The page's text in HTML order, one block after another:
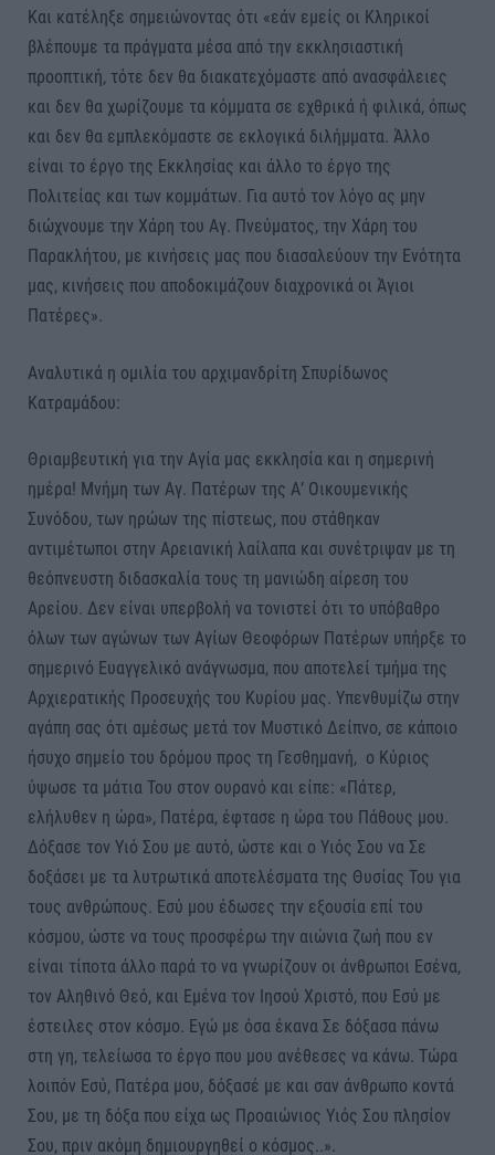
Και κατέληξε σημειώνοντας ότι «εάν εμείς οι Κληρικοί
βλέπουμε τα πράγματα μέσα από την εκκλησιαστική
προοπτική, τότε δεν θα διακατεχόμαστε από ανασφάλειες
και δεν θα χωρίζουμε τα κόμματα σε εχθρικά ή φιλικά, όπως
και δεν θα εμπλεκόμαστε σε εκλογικά διλήμματα. Άλλο
είναι το έργο της Εκκλησίας και άλλο το έργο της
Πολιτείας και των κομμάτων. Για αυτό τον λόγο ας μην
διώχνουμε την Χάρη του Αγ. Πνεύματος, την Χάρη του
Παρακλήτου, με κινήσεις μας που διασαλεύουν την Ενότητα
μας, κινήσεις που αποδοκιμάζουν διαχρονικά οι Άγιοι
Πατέρες».
Αναλυτικά η ομιλία του αρχιμανδρίτη Σπυρίδωνος
Κατραμάδου:
Θριαμβευτική για την Αγία μας εκκλησία και η σημερινή
ημέρα! Μνήμη των Αγ. Πατέρων της Α’ Οικουμενικής
Συνόδου, των ηρώων της πίστεως, που στάθηκαν
αντιμέτωποι στην Αρειανική λαίλαπα και συνέτριψαν με τη
θεόπνευστη διδασκαλία τους τη μανιώδη αίρεση του
Αρείου. Δεν είναι υπερβολή να τονιστεί ότι το υπόβαθρο
όλων των αγώνων των Αγίων Θεοφόρων Πατέρων υπήρξε το
σημερινό Ευαγγελικό ανάγνωσμα, που αποτελεί τμήμα της
Αρχιερατικής Προσευχής του Κυρίου μας. ​Υπενθυμίζω στην
αγάπη σας ότι αμέσως μετά τον Μυστικό Δείπνο, σε κάποιο
ήσυχο σημείο του δρόμου προς τη Γεσθημανή, ο Κύριος
ύψωσε τα μάτια Του στον ουρανό και είπε: «Πάτερ,
ελήλυθεν η ώρα», Πατέρα, έφτασε η ώρα του Πάθους μου.
Δόξασε τον Υιό Σου με αυτό, ώστε και ο Υιός Σου να Σε
δοξάσει με τα λυτρωτικά αποτελέσματα της Θυσίας Του για
τους ανθρώπους. Εσύ μου έδωσες την εξουσία επί του
κόσμου, ώστε να τους προσφέρω την αιώνια ζωή που εν
είναι τίποτα άλλο παρά το να γνωρίζουν οι άνθρωποι Εσένα,
τον Αληθινό Θεό, και Εμένα τον Ιησού Χριστό, που Εσύ με
έστειλες στον κόσμο. Εγώ με όσα έκανα Σε δόξασα πάνω
στη γη, τελείωσα το έργο που μου ανέθεσες να κάνω. Τώρα
λοιπόν Εσύ, Πατέρα μου, δόξασέ με και σαν άνθρωπο κοντά
Σου, με τη δόξα που είχα ως Προαιώνιος Υιός Σου πλησίον
Σου, πριν ακόμη δημιουργηθεί ο κόσμος..».